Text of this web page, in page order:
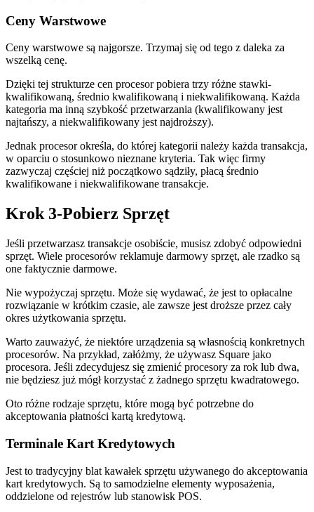
Ceny Warstwowe
Ceny warstwowe są najgorsze. Trzymaj się od tego z daleka za
wszelką cenę.
Dzięki tej strukturze cen procesor pobiera trzy różne stawki-
kwalifikowaną, średnio kwalifikowaną i niekwalifikowaną. Każda
kategoria ma inną szybkość przetwarzania (kwalifikowany jest
najtańszy, a niekwalifikowany jest najdroższy).
Jednak procesor określa, do której kategorii należy każda transakcja,
w oparciu o stosunkowo nieznane kryteria. Tak więc firmy
zazwyczaj częściej niż początkowo sądziły, płacą średnio
kwalifikowane i niekwalifikowane transakcje.
Krok 3-Pobierz Sprzęt
Jeśli przetwarzasz transakcje osobiście, musisz zdobyć odpowiedni
sprzęt. Wiele procesorów reklamuje darmowy sprzęt, ale rzadko są
one faktycznie darmowe.
Nie wypożyczaj sprzętu. Może się wydawać, że jest to opłacalne
rozwiązanie w krótkim czasie, ale zawsze jest droższe przez cały
okres użytkowania sprzętu.
Warto zauważyć, że niektóre urządzenia są własnością konkretnych
procesorów. Na przykład, załóżmy, że używasz Square jako
procesora. Jeśli zdecydujesz się zmienić procesory za rok lub dwa,
nie będziesz już mógł korzystać z żadnego sprzętu kwadratowego.
Oto różne rodzaje sprzętu, które mogą być potrzebne do
akceptowania płatności kartą kredytową.
Terminale Kart Kredytowych
Jest to tradycyjny blat kawałek sprzętu używanego do akceptowania
kart kredytowych. Są to samodzielne elementy wyposażenia,
oddzielone od rejestrów lub stanowisk POS.